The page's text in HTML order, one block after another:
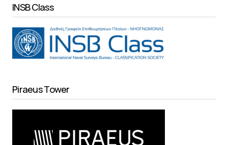
INSB Class
Piraeus Tower